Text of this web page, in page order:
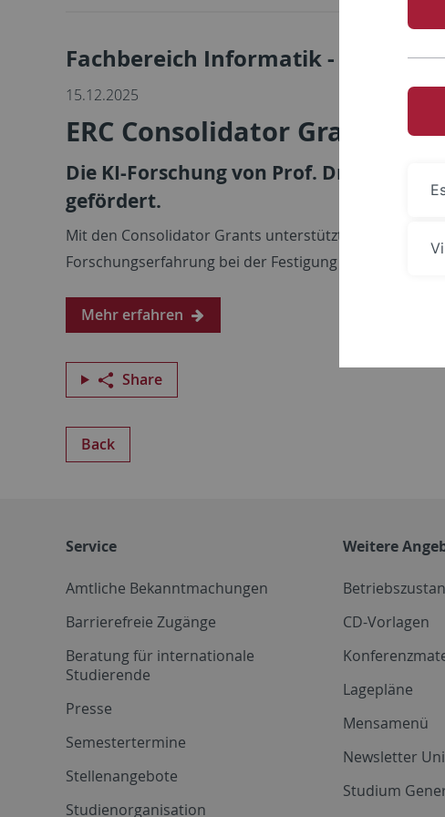
Fachbereich Informatik - Aktuell
15.12.2025
ERC Consolidator Grant für
Die KI-Forschung von Prof. Dr.
gefördert.
Mit den Consolidator Grants unterstützt der
Forschungserfahrung bei der Festigung ihrer Karriere
Mehr erfahren
Share
Back
Service
Amtliche Bekanntmachungen
Barrierefreie Zugänge
Beratung für internationale
Studierende
Presse
Semestertermine
Stellenangebote
Studienorganisation
Weitere
CD-Vorlagen
Lagepläne
Mensamenü
Newsletter
Studium